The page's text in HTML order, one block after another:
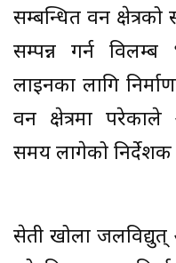
सम्बन्धित वन क्षेत्रको
सम्पन्न गर्न
लाइनका लागि
वन क्षेत्रमा
समय लागेको
सेती खोला